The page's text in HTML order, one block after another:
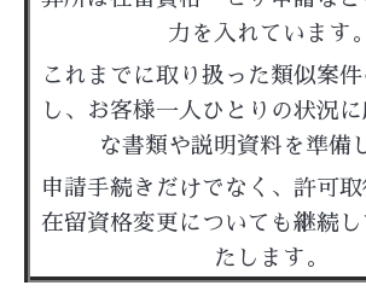
力を入れています。
これまでに取り扱った類似案
し、お客様一人ひとりの状況
な書類や説明資料を準備
申請手続きだけでなく、許可
在留資格変更についても継続
たします。